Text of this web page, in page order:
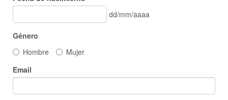
dd/mm/aaaa
Género
Hombre
Mujer
Email